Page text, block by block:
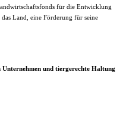
für die Entwicklung
Land, eine Förderung für seine
und tiergerechte Haltung